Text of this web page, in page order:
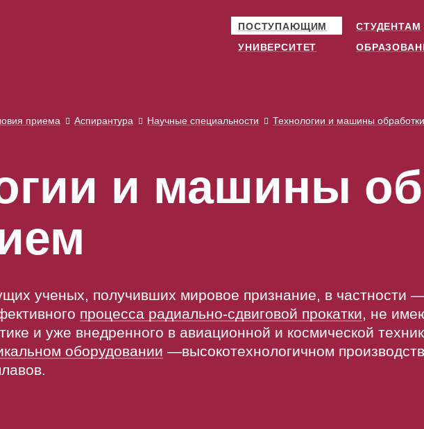
ПОСТУПАЮЩИМ
СТУДЕНТАМ
УНИВЕРСИТЕТ
приема Аспирантура Научные специальности Технологии и машины
и машины
ученых, получивших мировое признание, в частности
процесса радиально-сдвиговой прокатки, не
и уже внедренного в авиационной и космической
оборудовании —высокотехнологичном